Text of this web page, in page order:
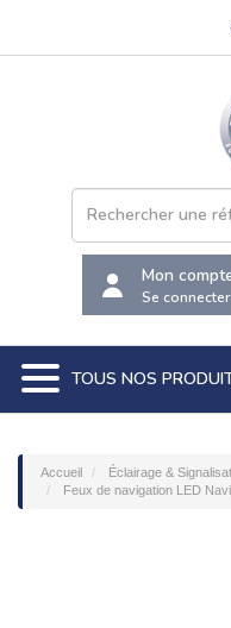
Mon
Se connecter
TOUS NOS
Accueil Éclairage &
Feux de navigation LED